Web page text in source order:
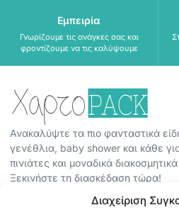
Διαχείριση
Εμπειρία
Γνωρίζουμε τις ανάγκες σας και
φροντίζουμε να τις καλύψουμε
Ανακαλύψτε τα πιο φανταστικά
γενέθλια, baby shower και κάθε
πινιάτες και μοναδικά
Ξεκινήστε τη διασκέδαση τώρα!